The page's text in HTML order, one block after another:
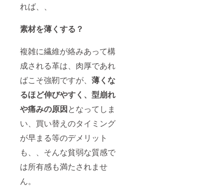
れば、、
素材を薄くする？
複雑に繊維が絡みあって構
成される革は、肉厚であれ
ばこそ強靭ですが、 薄くな
るほど伸びやすく、型崩れ
や痛みの原因となってしま
い、買い替えのタイミング
が早まる等のデメリット
も、、そんな貧弱な質感で
は所有感も満たされませ
ん。